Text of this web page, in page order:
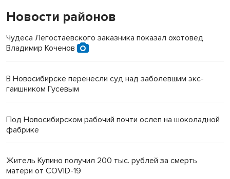
Новости районов
Чудеса Легостаевского заказника показал охотовед
Владимир Коченов
В Новосибирске перенесли суд над заболевшим экс-
гаишником Гусевым
Под Новосибирском рабочий почти ослеп на шоколадной
фабрике
Житель Купино получил 200 тыс. рублей за смерть
матери от COVID-19